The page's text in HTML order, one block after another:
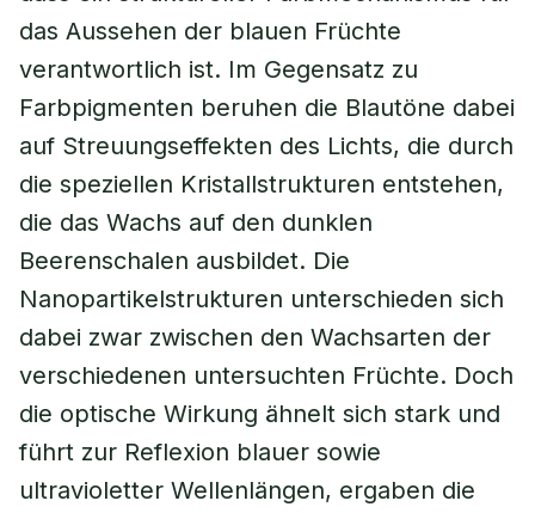
das Aussehen der blauen Früchte
verantwortlich ist. Im Gegensatz zu
Farbpigmenten beruhen die Blautöne dabei
auf Streuungseffekten des Lichts, die durch
die speziellen Kristallstrukturen entstehen,
die das Wachs auf den dunklen
Beerenschalen ausbildet. Die
Nanopartikelstrukturen unterschieden sich
dabei zwar zwischen den Wachsarten der
verschiedenen untersuchten Früchte. Doch
die optische Wirkung ähnelt sich stark und
führt zur Reflexion blauer sowie
ultravioletter Wellenlängen, ergaben die